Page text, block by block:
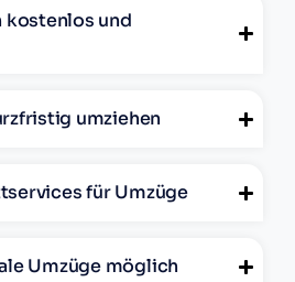
kostenlos und
umziehen
für Umzüge
Umzüge möglich